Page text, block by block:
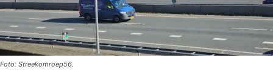
Foto: Streekomroep56.